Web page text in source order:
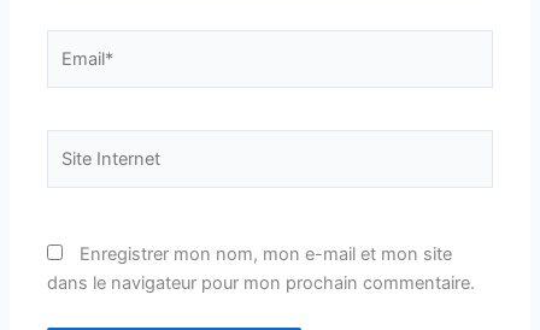
Enregistrer mon nom, mon e-mail et mon site
dans le navigateur pour mon prochain commentaire.